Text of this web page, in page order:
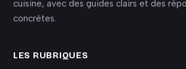
cuisine, avec des guides clairs et des
concrètes.
LES RUBRIQUES